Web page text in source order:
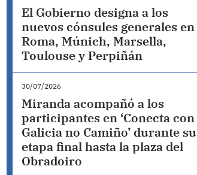
El Gobierno designa a los
nuevos cónsules generales en
Roma, Múnich, Marsella,
Toulouse y Perpiñán
30/07/2026
Miranda acompañó a los
participantes en ‘Conecta con
Galicia no Camiño’ durante su
etapa final hasta la plaza del
Obradoiro